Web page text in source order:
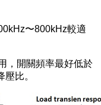
〜800kHz較適
，開關頻率最好低於
比。